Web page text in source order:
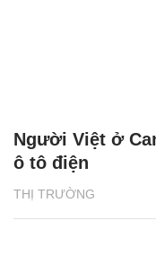
THỊ TRƯỜNG
Người Việt ở
ô tô điện